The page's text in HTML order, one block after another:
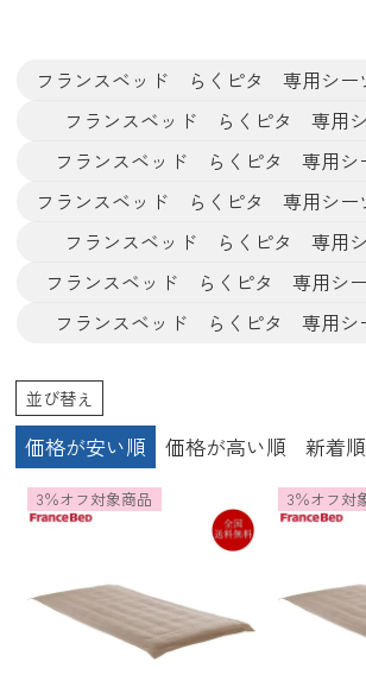
フランスベッド らくピタ 専用シー
フランスベッド らくピタ 専用
フランスベッド らくピタ 専用シ
フランスベッド らくピタ 専用シー
フランスベッド らくピタ 専用
フランスベッド らくピタ 専用シー
フランスベッド らくピタ 専用シ
並び替え
価格が安い順 価格が高い順 新着順
3％オフ対象商品 3％オフ対